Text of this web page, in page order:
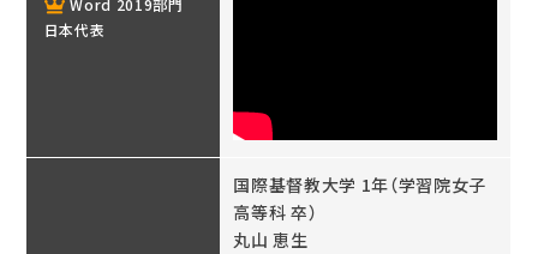
Word 2019部門
日本代表
国際基督教大学 1年（学習院女子
高等科 卒）
丸山 恵生